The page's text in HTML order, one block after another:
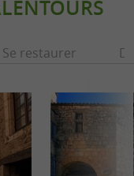
Se restaurer